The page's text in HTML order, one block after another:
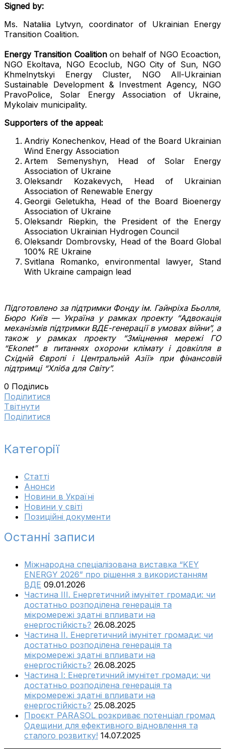
Signed by:
Ms. Nataliia Lytvyn, coordinator of Ukrainian Energy
Transition Coalition.
Energy Transition Coalition on behalf of NGO Ecoaction,
NGO Ekoltava, NGO Ecoclub, NGO City of Sun, NGO
Khmelnytskyi Energy Cluster, NGO All-Ukrainian
Sustainable Development & Investment Agency, NGO
PravoPolice, Solar Energy Association of Ukraine,
Mykolaiv municipality.
Supporters of the аppeal:
Andriy Konechenkov, Head of the Board Ukrainian
Wind Energy Association
Artem Semenyshyn, Head of Solar Energy
Association of Ukraine
Oleksandr Kozakevych, Head of Ukrainian
Association of Renewable Energy
Georgii Geletukha, Head of the Board Bioenergy
Association of Ukraine
Oleksandr Riepkin, the President of the Energy
Association Ukrainian Hydrogen Council
Oleksandr Dombrovsky, Head of the Board Global
100% RE Ukraine
Svitlana Romanko, environmental lawyer, Stand
With Ukraine campaign lead
Підготовлено за підтримки Фонду ім. Гайнріха Бьолля,
Бюро Київ — Україна у рамках проекту “Адвокація
механізмів підтримки ВДЕ-генерації в умовах війни”, а
також у рамках проекту “Зміцнення мережі ГО
“Ekonet” в питаннях охорони клімату і довкілля в
Східній Європі і Центральній Азії» при фінансовій
підтримці “Хліба для Світу”.
0 Поділись
Поділитися
Tвітнути
Поділитися
Категорії
Cтатті
Анонси
Новини в Україні
Новини у світі
Позиційні документи
Останні записи
Міжнародна спеціалізована виставка “KEY
ENERGY 2026” про рішення з використанням
ВДЕ 09.01.2026
Частина ІІІ. Енергетичний імунітет громади: чи
достатньо розподілена генерація та
мікромережі здатні впливати на
енергостійкість? 26.08.2025
Частина ІІ. Енергетичний імунітет громади: чи
достатньо розподілена генерація та
мікромережі здатні впливати на
енергостійкість? 26.08.2025
Частина І: Енергетичний імунітет громади: чи
достатньо розподілена генерація та
мікромережі здатні впливати на
енергостійкість? 25.08.2025
Проєкт PARASOL розкриває потенціал громад
Одещини для ефективного відновлення та
сталого розвитку! 14.07.2025